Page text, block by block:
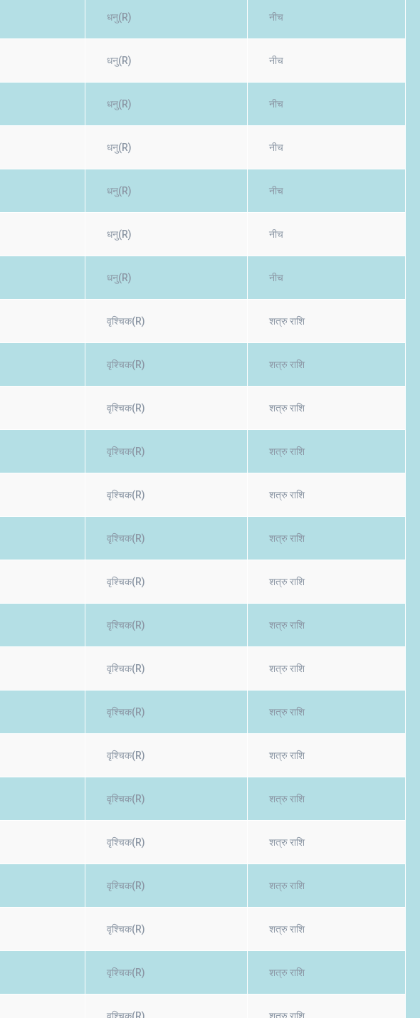
धनु(R) नीच
धनु(R) नीच
धनु(R) नीच
धनु(R) नीच
धनु(R) नीच
धनु(R) नीच
धनु(R) नीच
वृश्चिक(R) शत्रु राशि
वृश्चिक(R) शत्रु राशि
वृश्चिक(R) शत्रु राशि
वृश्चिक(R) शत्रु राशि
वृश्चिक(R) शत्रु राशि
वृश्चिक(R) शत्रु राशि
वृश्चिक(R) शत्रु राशि
वृश्चिक(R) शत्रु राशि
वृश्चिक(R) शत्रु राशि
वृश्चिक(R) शत्रु राशि
वृश्चिक(R) शत्रु राशि
वृश्चिक(R) शत्रु राशि
वृश्चिक(R) शत्रु राशि
वृश्चिक(R) शत्रु राशि
वृश्चिक(R) शत्रु राशि
वृश्चिक(R) शत्रु राशि